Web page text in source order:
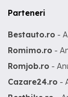
Parteneri
Bestauto.ro -
Romimo.ro -
Romjob.ro -
Cazare24.ro -